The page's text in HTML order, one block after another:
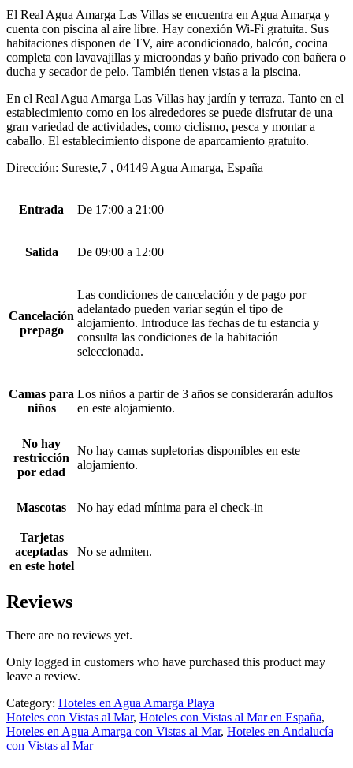
El Real Agua Amarga Las Villas se encuentra en Agua Amarga y
cuenta con piscina al aire libre. Hay conexión Wi-Fi gratuita. Sus
habitaciones disponen de TV, aire acondicionado, balcón, cocina
completa con lavavajillas y microondas y baño privado con bañera o
ducha y secador de pelo. También tienen vistas a la piscina.
En el Real Agua Amarga Las Villas hay jardín y terraza. Tanto en el
establecimiento como en los alrededores se puede disfrutar de una
gran variedad de actividades, como ciclismo, pesca y montar a
caballo. El establecimiento dispone de aparcamiento gratuito.
Dirección: Sureste,7 , 04149 Agua Amarga, España
Entrada De 17:00 a 21:00
Salida De 09:00 a 12:00
Cancelación
prepago
Las condiciones de cancelación y de pago por
adelantado pueden variar según el tipo de
alojamiento. Introduce las fechas de tu estancia y
consulta las condiciones de la habitación
seleccionada.
Camas para
niños
Los niños a partir de 3 años se considerarán adultos
en este alojamiento.
No hay
restricción
por edad
No hay camas supletorias disponibles en este
alojamiento.
Mascotas No hay edad mínima para el check-in
Tarjetas
aceptadas
en este hotel
No se admiten.
Reviews
There are no reviews yet.
Only logged in customers who have purchased this product may
leave a review.
Category: Hoteles en Agua Amarga Playa
Hoteles con Vistas al Mar, Hoteles con Vistas al Mar en España,
Hoteles en Agua Amarga con Vistas al Mar, Hoteles en Andalucía
con Vistas al Mar